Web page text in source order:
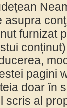
asupra
furnizat
pagini
doar în
scris al